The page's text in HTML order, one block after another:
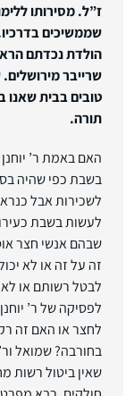
ז”ל. מסירותו
שממשיכים בדרכיו.
הולדת נכדתם
שרייבר
טובים בבית
תורה.
האם באמת ר’
בשבת כפי שהיה
לשכירות אבל
לעשות בשבת
שבהם אנשי חצר
זה על זה או לא
לבטל רשותם או
לפסיקה של ר’
לחצר או האם זה
בחורבה? שמואל
שאין ביטול רשות